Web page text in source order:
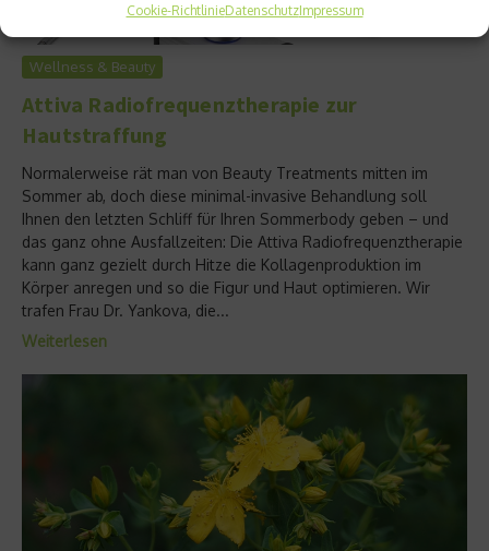
Cookie-RichtlinieDatenschutzImpressum
Wellness & Beauty
Attiva Radiofrequenztherapie zur
Hautstraffung
Normalerweise rät man von Beauty Treatments mitten im
Sommer ab, doch diese minimal-invasive Behandlung soll
Ihnen den letzten Schliff für Ihren Sommerbody geben – und
das ganz ohne Ausfallzeiten: Die Attiva Radiofrequenztherapie
kann ganz gezielt durch Hitze die Kollagenproduktion im
Körper anregen und so die Figur und Haut optimieren. Wir
trafen Frau Dr. Yankova, die...
Weiterlesen